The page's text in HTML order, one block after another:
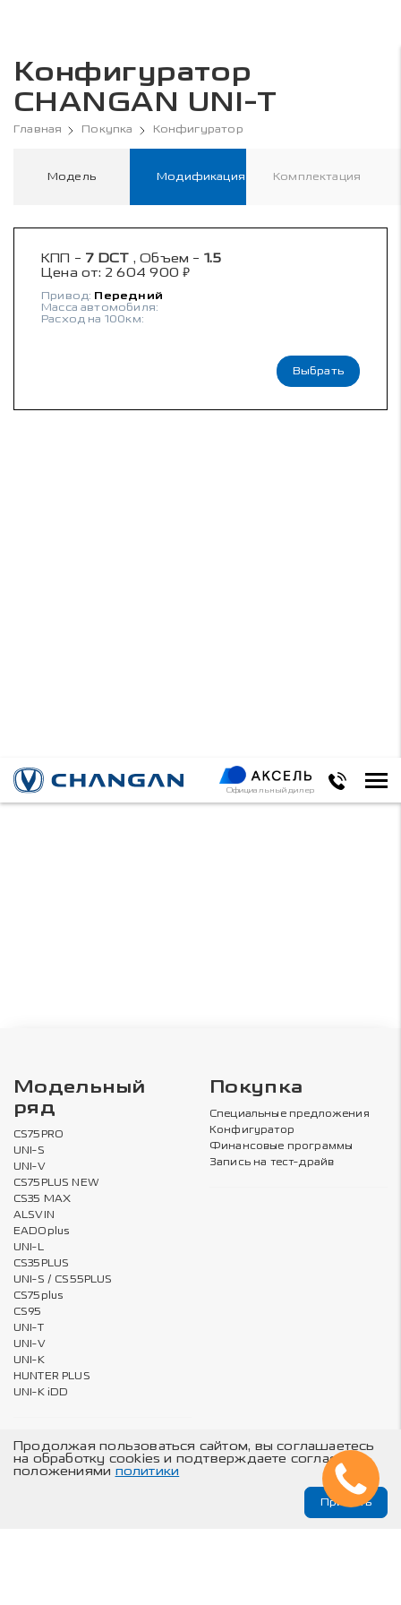
Официальный дилер
Конфигуратор
CHANGAN UNI-T
Главная Покупка Конфигуратор
Модель Модификация Комплектация
КПП - 7 DCT , Объем - 1.5
Цена от: 2 604 900₽
Привод: Передний
Масса автомобиля:
Расход на 100км:
Выбрать
Модельный
ряд
CS75PRO
UNI-S
UNI-V
CS75PLUS NEW
CS35 MAX
ALSVIN
EADOplus
UNI-L
CS35PLUS
UNI-S / CS55PLUS
CS75plus
CS95
UNI-T
UNI-V
UNI-K
HUNTER PLUS
UNI-K iDD
Покупка
Специальные предложения
Конфигуратор
Финансовые программы
Запись на тест-драйв
Владельцам О компании
Продолжая пользоваться сайтом, вы соглашаетесь
на обработку cookies и подтверждаете согласие с
положениями политики
Принять